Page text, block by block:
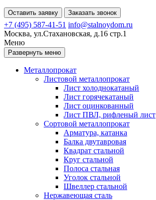
Оставить заявку Заказать звонок
+7 (495) 587-41-51 info@stalnoydom.ru
Москва, ул.Стахановская, д.16 стр.1
Меню
Развернуть меню
Металлопрокат
Листовой металлопрокат
Лист холоднокатаный
Лист горячекатаный
Лист оцинкованный
Лист ПВЛ, рифленый лист
Сортовой металлопрокат
Арматура, катанка
Балка двутавровая
Квадрат стальной
Круг стальной
Полоса стальная
Уголок стальной
Швеллер стальной
Нержавеющая сталь